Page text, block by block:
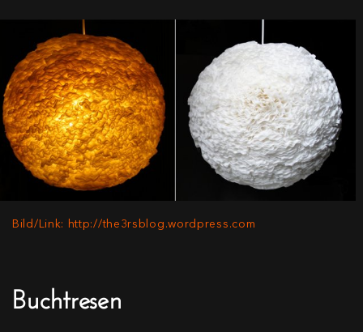
Bild/Link: http://the3rsblog.wordpress.com
Buchtresen